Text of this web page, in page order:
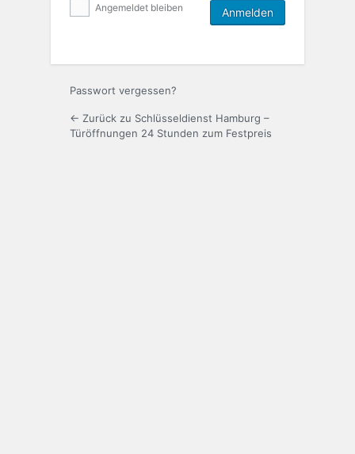
Angemeldet bleiben
Passwort vergessen?
← Zurück zu Schlüsseldienst Hamburg –
Türöffnungen 24 Stunden zum Festpreis